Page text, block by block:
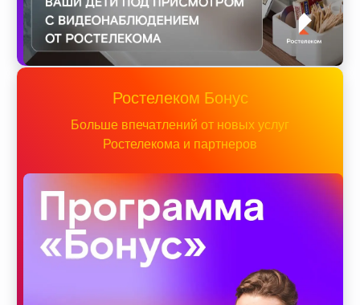
Ростелеком Бонус
Больше впечатлений от новых услуг
Ростелекома и партнеров